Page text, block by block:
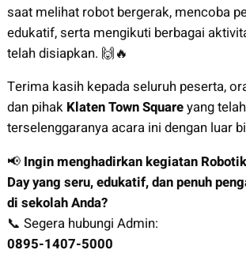
saat melihat robot bergerak, mencoba
edukatif, serta mengikuti berbagai
telah disiapkan. 🙌🔥
Terima kasih kepada seluruh peserta,
dan pihak Klaten Town Squareyang
terselenggaranya acara ini dengan luar
📢 Ingin menghadirkan kegiatan
Day yang seru, edukatif, dan penuh
di sekolah Anda?
📞 Segera hubungi Admin:
0895-1407-5000